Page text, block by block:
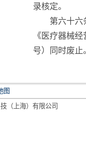
录核定。
第六十六条
《医疗器械
号）同时废止。
图
（上海）有限公司